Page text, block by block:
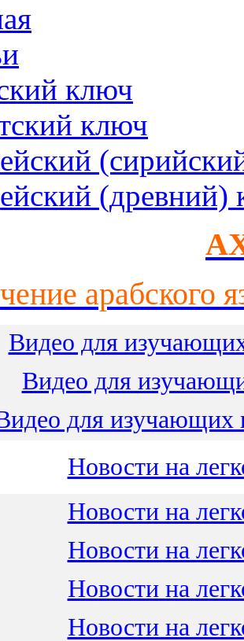
ключ
ключ
(древний)
арабского
Видео для
Видео для
для изучающих
Новости на
Новости на
Новости на
Новости на
Новости на